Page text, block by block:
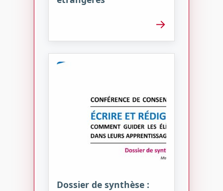
→
Dossier de synthèse :